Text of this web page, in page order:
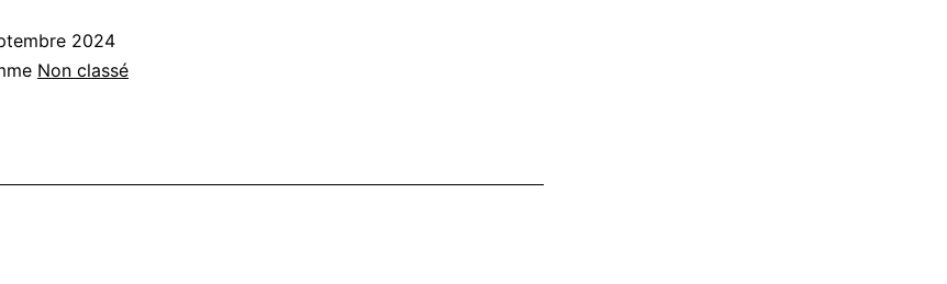
2024
Non classé